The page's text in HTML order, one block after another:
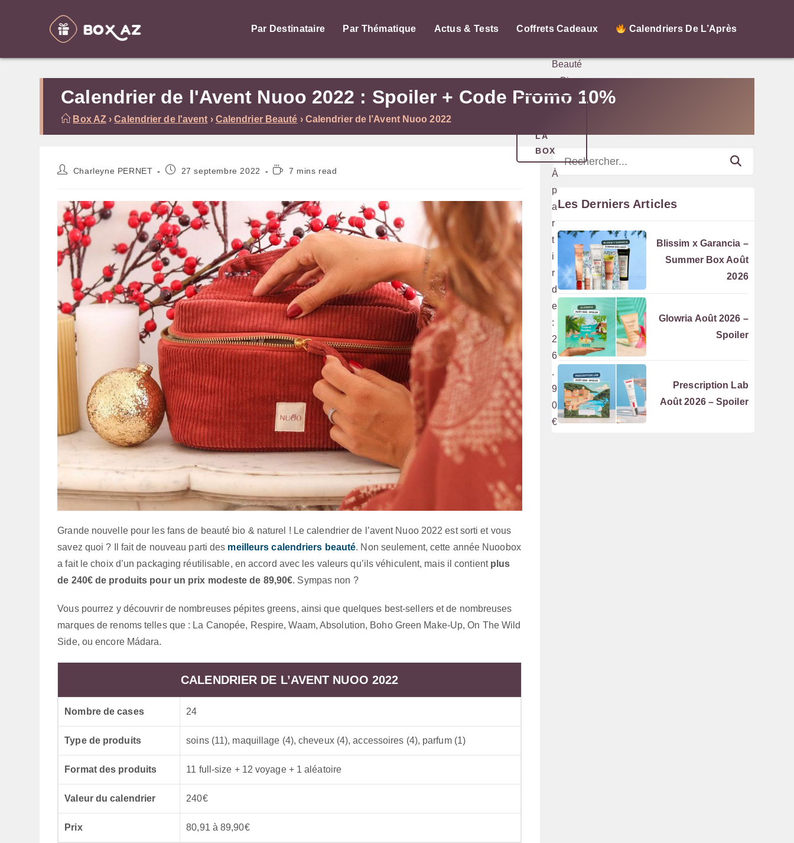
Par Destinataire Par Thématique Actus & Tests Coffrets Cadeaux Calendriers De L’Après
Calendrier de l'Avent Nuoo 2022 : Spoiler + Code Promo 10%
Box AZ ›Calendrier de l'avent › Calendrier Beauté › Calendrier de l’Avent Nuoo 2022
Auteur/autrice
publication :
Charleyne PERNET
Publication
27 septembre 2022
Temps7 mins read
Grande nouvelle pour les fans de beauté bio & naturel ! Le calendrier de l’avent Nuoo 2022 est sorti et vous
savez quoi ? Il fait de nouveau parti des meilleurs calendriers beauté. Non seulement, cette année Nuoobox
a fait le choix d’un packaging réutilisable, en accord avec les valeurs qu’ils véhiculent, mais il contient plus
de 240€ de produits pour un prix modeste de 89,90€. Sympas non ?
Vous pourrez y découvrir de nombreuses pépites greens, ainsi que quelques best-sellers et de nombreuses
marques de renoms telles que : La Canopée, Respire, Waam, Absolution, Boho Green Make-Up, On The Wild
Side, ou encore Mádara.
CALENDRIER DE L’AVENT NUOO 2022
Nombre de cases 24
Type de produits soins (11), maquillage (4), cheveux (4), accessoires (4), parfum (1)
Format des produits 11 full-size + 12 voyage + 1 aléatoire
Valeur du calendrier 240€
Prix 80,91 à 89,90€
Rechercher
Les Derniers Articles
Blissim x Garancia –
Summer Box Août
2026
Glowria Août 2026 –
Spoiler
Prescription Lab
Août 2026 – Spoiler
Nuoobox
Beauté
Bio
SITE
LA
BOX
À
p
a
r
t
i
r
d
e
:
2
6
.
9
0
€